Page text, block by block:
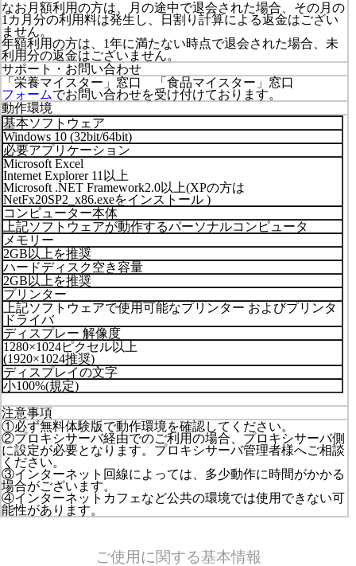
なお月額利用の方は、月の途中で退会された場合、その月の
1カ月分の利用料は発生し、日割り計算による返金はござい
ません。
年額利用の方は、1年に満たない時点で退会された場合、未
利用分の返金はございません。
サポート・お問い合わせ
「栄養マイスター」窓口 「食品マイスター」窓口
フォームでお問い合わせを受け付けております。
動作環境
基本ソフトウェア
Windows 10 (32bit/64bit)
必要アプリケーション
Microsoft Excel
Internet Explorer 11以上
Microsoft .NET Framework2.0以上(XPの方は
NetFx20SP2_x86.exeをインストール )
コンピューター本体
上記ソフトウェアが動作するパーソナルコンピュータ
メモリー
2GB以上を推奨
ハードディスク空き容量
2GB以上を推奨
プリンター
上記ソフトウェアで使用可能なプリンター およびプリンタ
ドライバ
ディスプレー 解像度
1280×1024ピクセル以上
(1920×1024推奨)
ディスプレイの文字
小100%(規定)
注意事項
①必ず無料体験版で動作環境を確認してください。
②プロキシサーバ経由でのご利用の場合、プロキシサーバ側
に設定が必要となります。プロキシサーバ管理者様へご相談
ください。
③インターネット回線によっては、多少動作に時間がかかる
場合がございます。
④インターネットカフェなど公共の環境では使用できない可
能性があります。
ご使用に関する基本情報